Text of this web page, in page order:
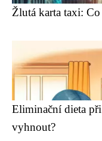
Žlutá karta taxi: Co
Eliminační dieta
vyhnout?